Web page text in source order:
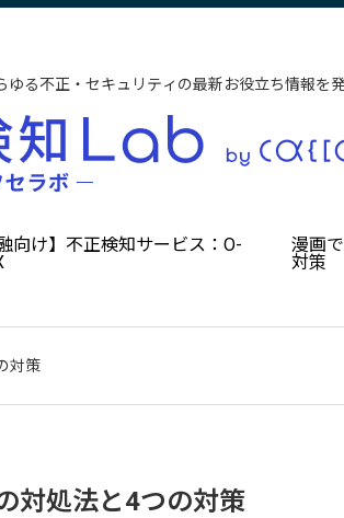
ゆる不正・セキュリティの最新お役立ち情報を
融向け】不正検知サービス：O-
漫画
対策
対策
対処法と4つの対策